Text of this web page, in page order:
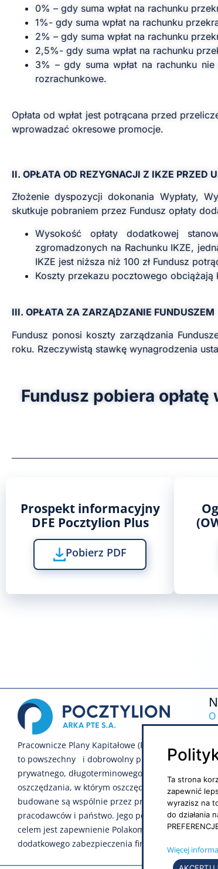
0% – gdy suma wpłat na rachunku
1%- gdy suma wpłat na rachunku
2% – gdy suma wpłat na rachunku
2,5%- gdy suma wpłat na rachunku
3% – gdy suma wpłat na rachunku
rozrachunkowe.
Opłata od wpłat jest potrącana przed
wprowadzać okresowe promocje.
II. OPŁATA OD REZYGNACJI Z IKZE PRZED
Złożenie dyspozycji dokonania Wypłaty,
skutkuje pobraniem przez Fundusz opłaty
Wysokość opłaty dodatkowej
zgromadzonych na Rachunku IKZE,
IKZE jest niższa niż 100 zł Fundusz
Koszty przekazu pocztowego obciążają
III. OPŁATA ZA ZARZĄDZANIE FUNDUSZEM
Fundusz ponosi koszty zarządzania
roku. Rzeczywistą stawkę wynagrodzenia
Fundusz pobiera
Prospekt informacyjny
DFE Pocztylion Plus
Pobierz PDF
Pracownicze Plany Kapitałowe (PPK)
to powszechny i dobrowolny program
prywatnego, długoterminowego
oszczędzania, w którym oszczędności
budowane są wspólnie przez pracowników,
pracodawców i państwo. Jego podstawowym
celem jest zapewnienie Polakom
dodatkowego zabezpieczenia finansowego.
Ta strona
zapewnić
wyrazisz na
do działania
Więcej